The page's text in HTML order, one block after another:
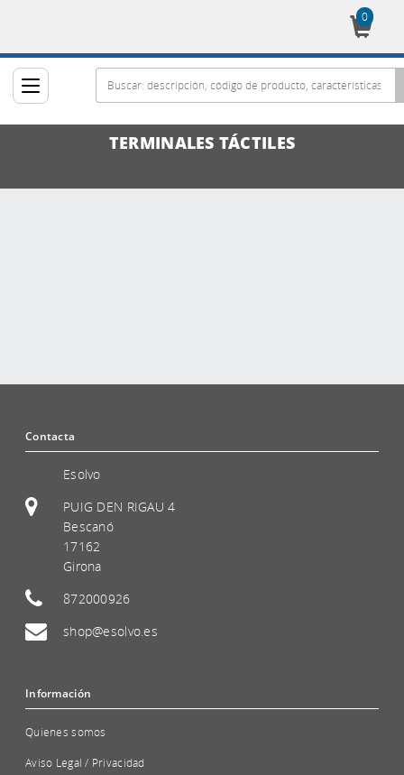
0
TERMINALES TÁCTILES
Contacta
Esolvo
PUIG DEN RIGAU 4
Bescanó
17162
Girona
872000926
shop@esolvo.es
Información
Quienes somos
Aviso Legal / Privacidad